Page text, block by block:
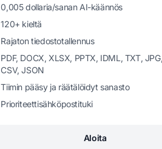
0,005 dollaria/sanan AI-käännös
120+ kieltä
Rajaton tiedostotallennus
PDF, DOCX, XLSX, PPTX, IDML, TXT,
CSV, JSON
Tiimin pääsy ja räätälöidyt sanasto
Prioriteettisähköpostituki
Aloita